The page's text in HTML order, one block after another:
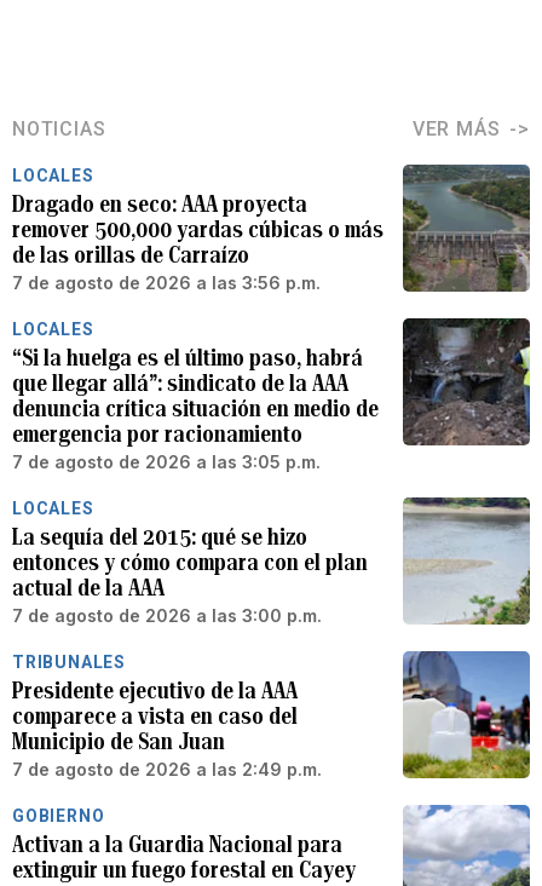
NOTICIAS VER MÁS
LOCALES
Dragado en seco: AAA proyecta
remover 500,000 yardas cúbicas o más
de las orillas de Carraízo
7 de agosto de 2026 a las 3:56 p.m.
LOCALES
“Si la huelga es el último paso, habrá
que llegar allá”: sindicato de la AAA
denuncia crítica situación en medio de
emergencia por racionamiento
7 de agosto de 2026 a las 3:05 p.m.
LOCALES
La sequía del 2015: qué se hizo
entonces y cómo compara con el plan
actual de la AAA
7 de agosto de 2026 a las 3:00 p.m.
TRIBUNALES
Presidente ejecutivo de la AAA
comparece a vista en caso del
Municipio de San Juan
7 de agosto de 2026 a las 2:49 p.m.
GOBIERNO
Activan a la Guardia Nacional para
extinguir un fuego forestal en Cayey